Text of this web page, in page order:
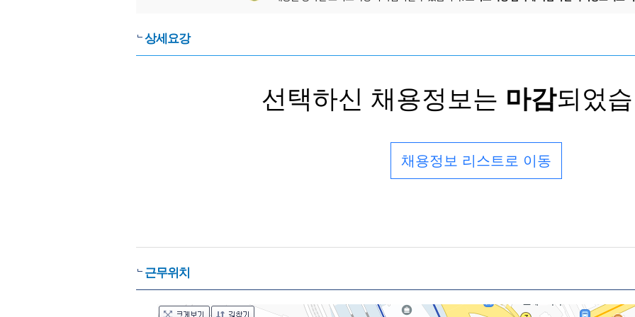
상세요강
선택하신 채용정보는 마감되었
채용정보 리스트로 이동
근무위치